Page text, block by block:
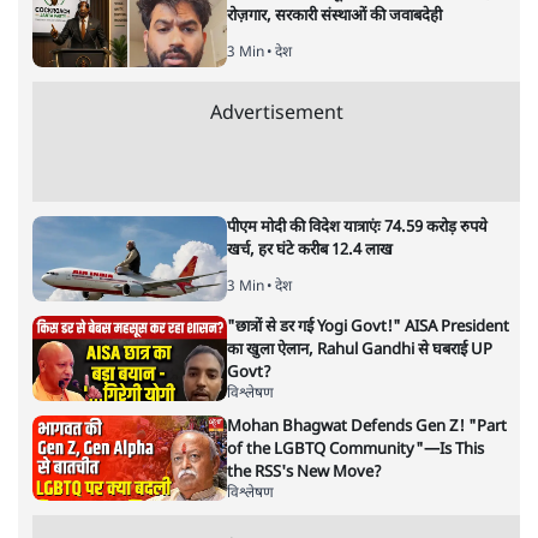
समी अहमद
समी अहमदकी और स्टोरी पढ़ें
अगली खबर लोड हो रही है...
ताजा खबरें
सुप्रीम कोर्ट में बताया कारण
5 Min•देश